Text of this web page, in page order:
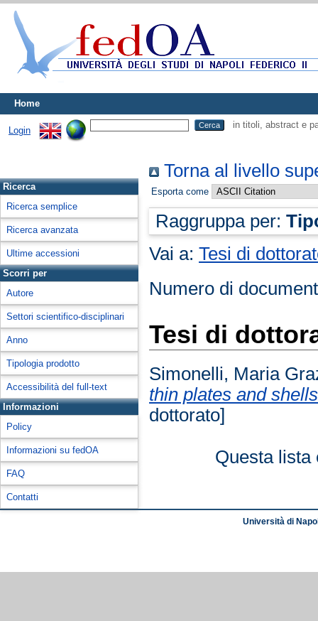
Home
Login
in titoli, abstract e
Ricerca
Ricerca semplice
Ricerca avanzata
Ultime accessioni
Scorri per
Autore
Settori scientifico-disciplinari
Anno
Tipologia prodotto
Accessibilità del full-text
Informazioni
Policy
Informazioni su fedOA
FAQ
Contatti
Torna al livello
Esporta come
Raggruppa per:
Vai a:Tesi di
Numero di
Tesi di
Simonelli, Maria
thin plates and
dottorato]
Questa
Università di